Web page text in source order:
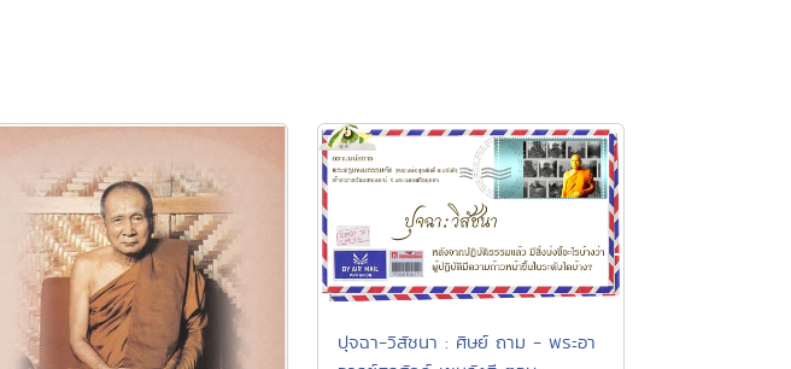
ปุจฉา-วิสัชนา : ศิษย์ ถาม - พระอา